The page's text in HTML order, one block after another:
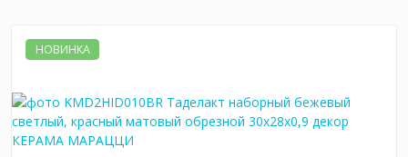
НОВИНКА